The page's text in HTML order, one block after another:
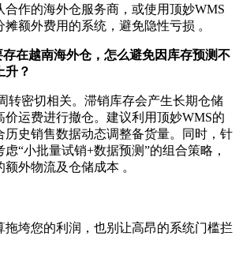
合作的海外仓服务商，或使用顶妙WMS
额外费用的系统，避免隐性亏损 。
在越南海外仓，怎么避免因库存预测不
升？
转密切相关。滞销库存会产生长期仓储
价运费进行撤仓。建议利用顶妙WMS的
历史销售数据动态调整备货量。同时，针
“小批量试销+数据预测”的组合策略，
外物流及仓储成本 。
拖垮您的利润，也别让高昂的系统门槛拦